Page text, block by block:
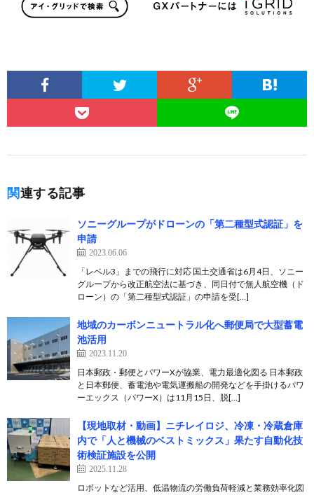
関連する記事
ソニーグループがドローンの「第二種型式認証」を
申請
2023.06.06
「レベル3」までの飛行に対応 国土交通省は6月4日、ソニー
グループから改正航空法に基づき、同日付で無人航空機（ド
ローン）の「第二種型式認証」の申請を受[…]
地域のカーボンニュートラル化へ郵便局で大型蓄電
池活用
2023.11.20
日本郵政・郵便とパワーXが協業、電力最適化図る 日本郵政
と日本郵便、蓄電池や電気運搬船の開発などを手掛けるパワ
ーエックス（パワーX）は11月15日、脱[…]
【現地取材・動画】ニチレイロジ、冷凍・冷蔵倉庫
内で「人と機械のベストミックス」果たす自動化技
術検証施設を公開
2025.11.28
ロボットなど活用、低温物流の労働負荷軽減と業務効率化図